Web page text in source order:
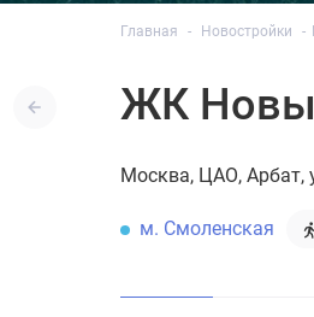
Главная Новостройки
ЖК
Москва ЦАО Арбат
м. Смоленская